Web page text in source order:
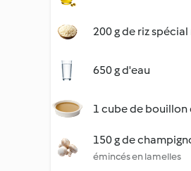
200 g de riz
650 g d'eau
1 cube de
150 g de
émincés en lamelles